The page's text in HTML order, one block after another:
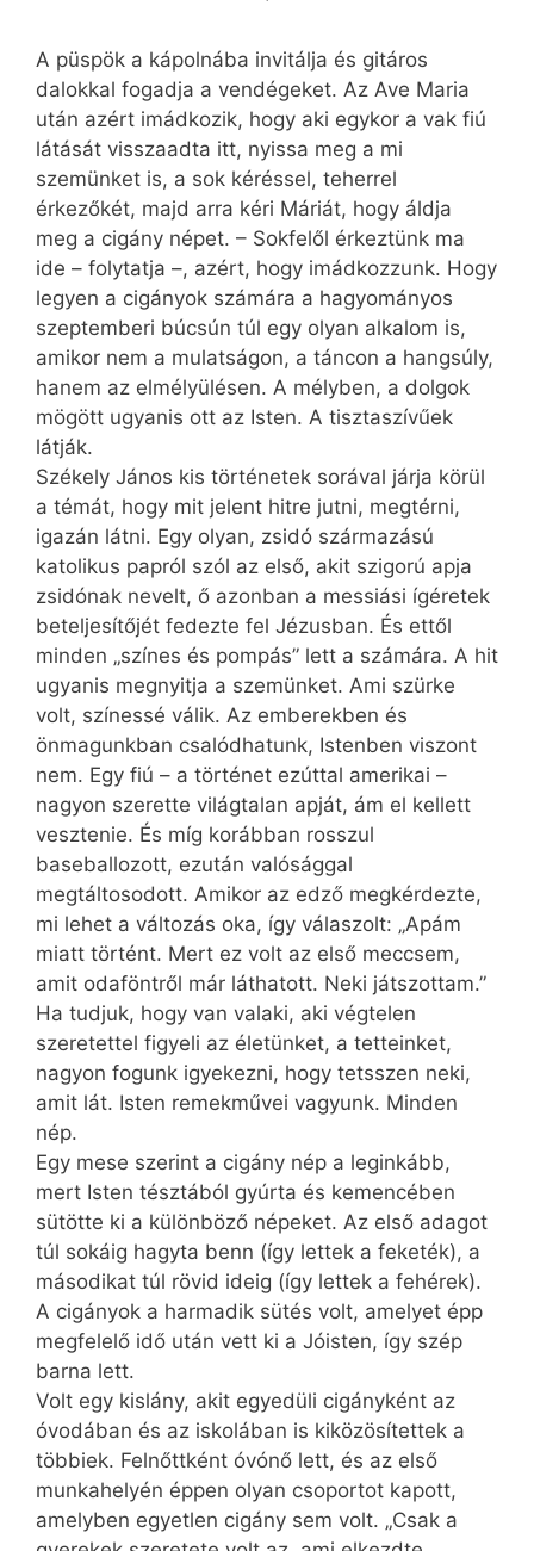
A püspök a kápolnába invitálja és gitáros
dalokkal fogadja a vendégeket. Az Ave Maria
után azért imádkozik, hogy aki egykor a vak fiú
látását visszaadta itt, nyissa meg a mi
szemünket is, a sok kéréssel, teherrel
érkezőkét, majd arra kéri Máriát, hogy áldja
meg a cigány népet. – Sokfelől érkeztünk ma
ide – folytatja –, azért, hogy imádkozzunk. Hogy
legyen a cigányok számára a hagyományos
szeptemberi búcsún túl egy olyan alkalom is,
amikor nem a mulatságon, a táncon a hangsúly,
hanem az elmélyülésen. A mélyben, a dolgok
mögött ugyanis ott az Isten. A tisztaszívűek
látják.
Székely János kis történetek sorával járja körül
a témát, hogy mit jelent hitre jutni, megtérni,
igazán látni. Egy olyan, zsidó származású
katolikus papról szól az első, akit szigorú apja
zsidónak nevelt, ő azonban a messiási ígéretek
beteljesítőjét fedezte fel Jézusban. És ettől
minden „színes és pompás” lett a számára. A hit
ugyanis megnyitja a szemünket. Ami szürke
volt, színessé válik. Az emberekben és
önmagunkban csalódhatunk, Istenben viszont
nem. Egy fiú – a történet ezúttal amerikai –
nagyon szerette világtalan apját, ám el kellett
vesztenie. És míg korábban rosszul
baseballozott, ezután valósággal
megtáltosodott. Amikor az edző megkérdezte,
mi lehet a változás oka, így válaszolt: „Apám
miatt történt. Mert ez volt az első meccsem,
amit odaföntről már láthatott. Neki játszottam.”
Ha tudjuk, hogy van valaki, aki végtelen
szeretettel figyeli az életünket, a tetteinket,
nagyon fogunk igyekezni, hogy tetsszen neki,
amit lát. Isten remekművei vagyunk. Minden
nép.
Egy mese szerint a cigány nép a leginkább,
mert Isten tésztából gyúrta és kemencében
sütötte ki a különböző népeket. Az első adagot
túl sokáig hagyta benn (így lettek a feketék), a
másodikat túl rövid ideig (így lettek a fehérek).
A cigányok a harmadik sütés volt, amelyet épp
megfelelő idő után vett ki a Jóisten, így szép
barna lett.
Volt egy kislány, akit egyedüli cigányként az
óvodában és az iskolában is kiközösítettek a
többiek. Felnőttként óvónő lett, és az első
munkahelyén éppen olyan csoportot kapott,
amelyben egyetlen cigány sem volt. „Csak a